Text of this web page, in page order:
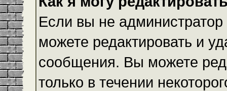
Если вы не
можете редактировать и
сообщения. Вы можете
только в течении